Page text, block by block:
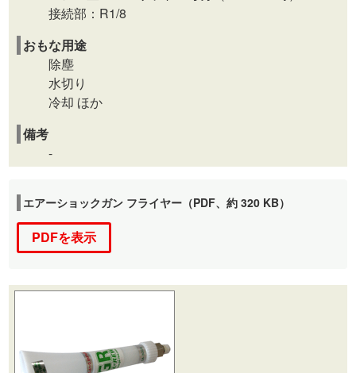
接続部：R1/8
おもな用途
除塵
水切り
冷却 ほか
備考
-
エアーショックガン フライヤー（PDF、約 320 KB）
PDFを表示